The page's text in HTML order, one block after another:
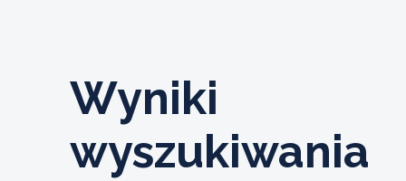
Wyniki
wyszukiwania